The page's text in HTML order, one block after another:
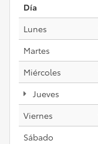
Día
Lunes
Martes
Miércoles
Jueves
Viernes
Sábado